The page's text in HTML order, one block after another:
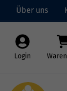
Über uns
Login